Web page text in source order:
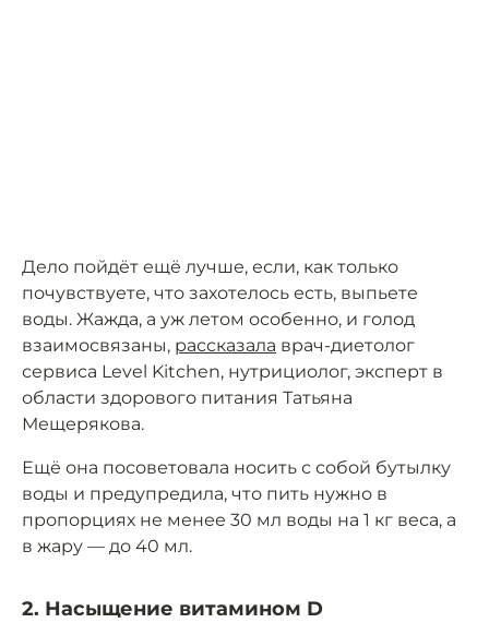
Дело пойдёт ещё лучше, если, как только
почувствуете, что захотелось есть, выпьете
воды. Жажда, а уж летом особенно, и голод
взаимосвязаны, рассказала врач-диетолог
сервиса Level Kitchen, нутрициолог, эксперт в
области здорового питания Татьяна
Мещерякова.
Ещё она посоветовала носить с собой бутылку
воды и предупредила, что пить нужно в
пропорциях не менее 30 мл воды на 1 кг веса, а
в жару — до 40 мл.
2. Насыщение витамином D